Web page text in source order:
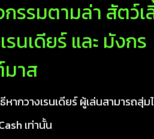
รรมตามล่า สัตว์เ
รนเดียร์ และ มังกร
าส
ธีหากวางเรนเดียร์ ผู้เล่นสามารถสุ่
เท่านั้น